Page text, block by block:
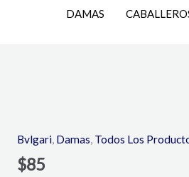
DAMAS
Bvlgari, Damas Todos Los
$85